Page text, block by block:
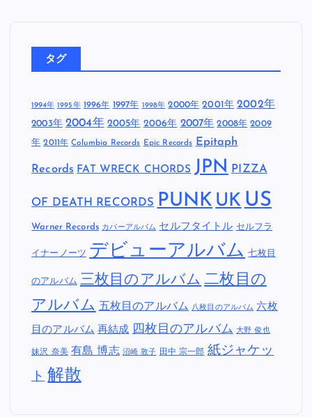
タグ
1994年 1995年 1996年 1997年 1998年 2000年 2001年 2002年
2003年 2004年 2005年 2006年 2007年 2008年 2009
年 2011年 Columbia Records Epic Records Epitaph
Records FAT WRECK CHORDS JPN PIZZA
OF DEATH RECORDS PUNK UK US
Warner Records カバーアルバム セルフタイトル セルフラ
イナーノーツ デビューアルバム 七枚目
のアルバム 三枚目のアルバム 二枚目の
アルバム 五枚目のアルバム 八枚目のアルバム 六枚
目のアルバム 再結成 四枚目のアルバム 大野 俊也
妹沢 奈美 有島 博志 沼崎 敦子 田中 宗一郎 紙ジャケッ
ト 解散